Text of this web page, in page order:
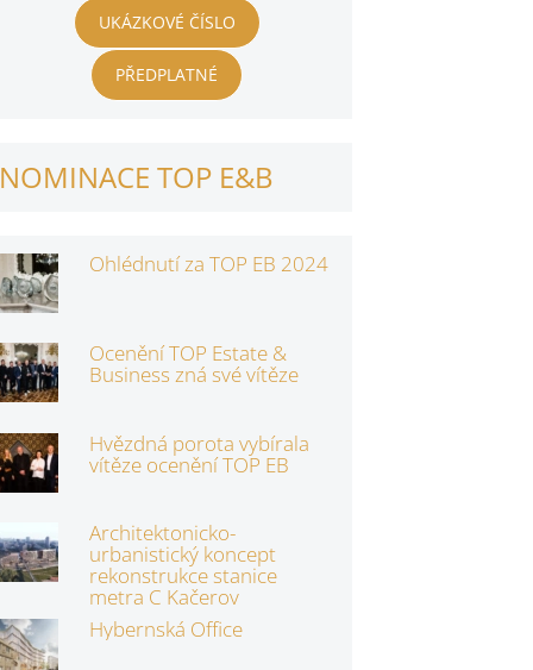
UKÁZKOVÉ ČÍSLO
PŘEDPLATNÉ
NOMINACE TOP E&B
Ohlédnutí za TOP EB 2024
Ocenění TOP Estate &
Business zná své vítěze
Hvězdná porota vybírala
vítěze ocenění TOP EB
Architektonicko-
urbanistický koncept
rekonstrukce stanice
metra C Kačerov
Hybernská Office